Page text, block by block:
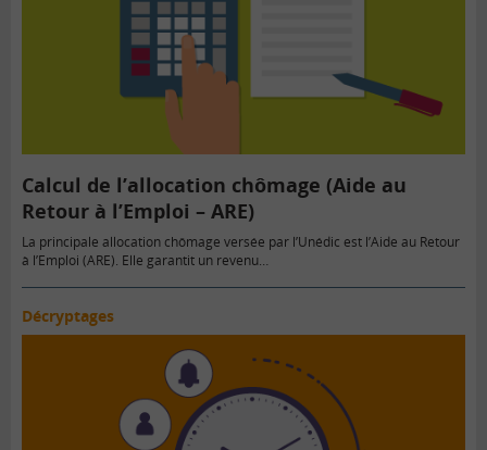
Calcul de l’allocation chômage (Aide au
Retour à l’Emploi – ARE)
La principale allocation chômage versée par l’Unédic est l’Aide au Retour
à l’Emploi (ARE). Elle garantit un revenu…
Décryptages